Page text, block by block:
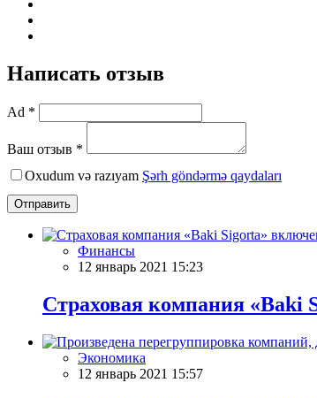
Написать отзыв
Ad *
Ваш отзыв *
Oxudum və razıyam Şərh göndərmə qaydaları
Отправить
Финансы
12 январь 2021 15:23
Страховая компания «Baki
Экономика
12 январь 2021 15:57